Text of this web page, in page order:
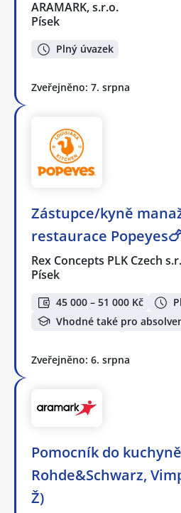
ARAMARK, s.r.o.
Písek
Plný úvazek
Zveřejněno: 7. srpna
Zástupce/kyně
restaurace
Rex Concepts PLK Czech
Písek
45 000 – 51 000 Kč
Vhodné také pro
Zveřejněno: 6. srpna
Pomocník do
Rohde&Schwarz,
Ž)